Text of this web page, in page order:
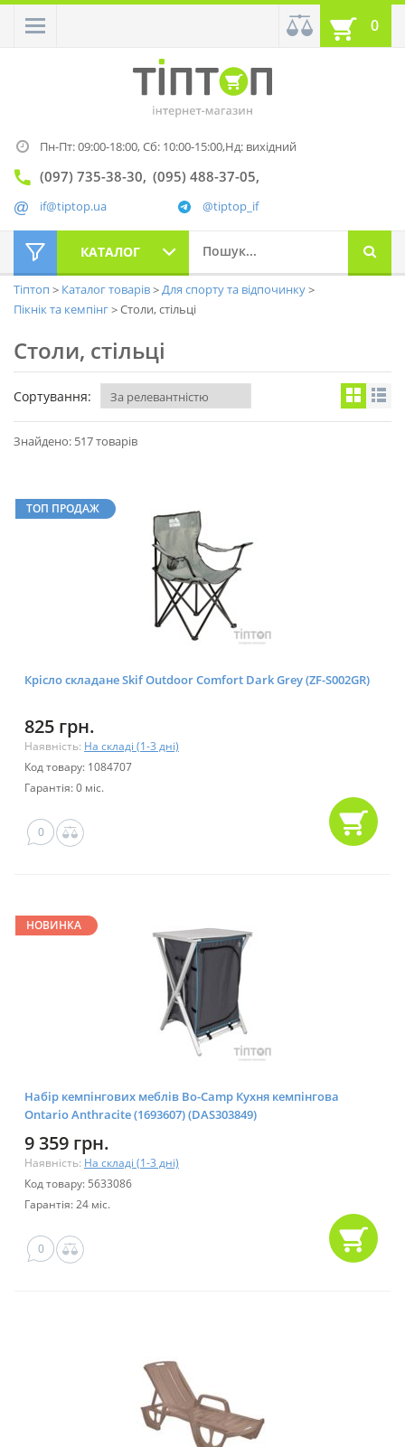
0
Пн-Пт: 09:00-18:00,Сб: 10:00-15:00,Нд: вихідний
(097) 735-38-30 (095) 488-37-05
@tiptop_if
if@tiptop.ua
КАТАЛОГ
Тіптоп Каталог товарів
Для спорту та відпочинку
Пікнік та кемпінг
Столи, стільці
Столи, стільці
Сортування:
Знайдено: 517 товарів
ТОП ПРОДАЖ
Крісло складане Skif Outdoor Сomfort Dark Grey (ZF-S002GR)
825 грн.
Наявність: На складі (1-3 дні)
Код товару: 1084707
Гарантія: 0 міс.
0
НОВИНКА
Набір кемпінгових меблів Bo-Camp Кухня кемпінгова
Ontario Anthracite (1693607) (DAS303849)
9 359 грн.
Наявність: На складі (1-3 дні)
Код товару: 5633086
Гарантія: 24 міс.
0